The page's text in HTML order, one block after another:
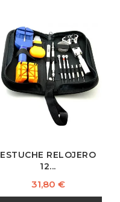
ESTUCHE RELOJERO
12...
Precio
31,80 €